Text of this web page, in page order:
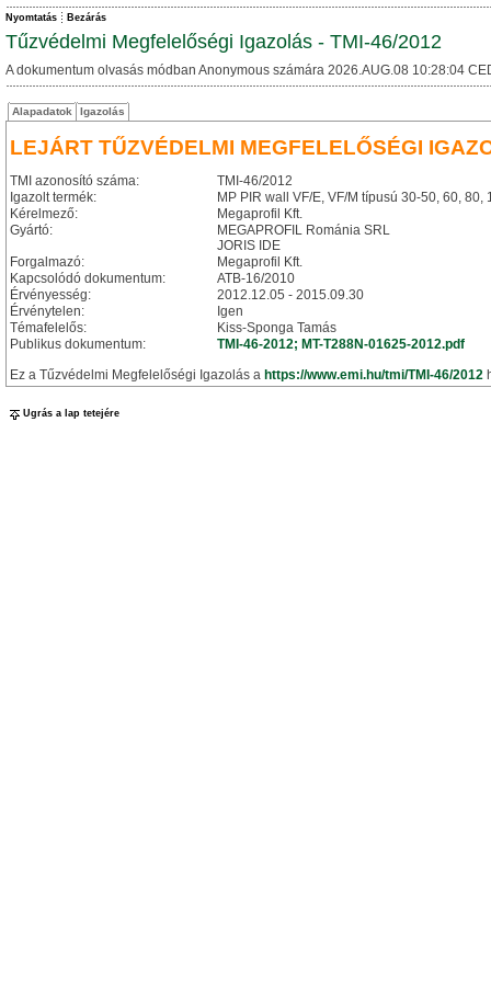
Nyomtatás Bezárás
Tűzvédelmi Megfelelőségi Igazolás - TMI-46/2012
A dokumentum olvasás módban Anonymous számára 2026.AUG.08 10:28:04
Alapadatok Igazolás
LEJÁRT TŰZVÉDELMI MEGFELELŐSÉGI
TMI azonosító száma:
TMI-46/2012
Igazolt termék:
MP PIR wall VF/E, VF/M típusú 30-50, 60,
Kérelmező:
Megaprofil Kft.
Gyártó:
MEGAPROFIL Románia SRL
JORIS IDE
Forgalmazó:
Megaprofil Kft.
Kapcsolódó dokumentum:
ATB-16/2010
Érvényesség:
2012.12.05 - 2015.09.30
Érvénytelen:
Igen
Témafelelős:
Kiss-Sponga Tamás
Publikus dokumentum:
TMI-46-2012; MT-T288N-01625-2012.pdf
Ez a Tűzvédelmi Megfelelőségi Igazolás a https://www.emi.hu/tmi/TMI-46/2012
Ugrás a lap tetejére